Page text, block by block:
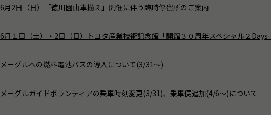
6月2日（日）「徳川園山車揃え」開催に伴う臨時停留所のご案内
6月１日（土）・2日（日）トヨタ産業技術記念館「開館３０周年スペシャル２
メーグルへの燃料電池バスの導入について(3/31～)
メーグルガイドボランティアの乗車時刻変更(3/31)、乗車便追加(4/6～)について